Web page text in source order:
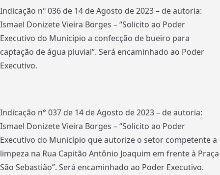
Indicação nº 036 de 14 de Agosto de 2023 – de autoria:
Ismael Donizete Vieira Borges – “Solicito ao Poder
Executivo do Município a confecção de bueiro para
captação de água pluvial”. Será encaminhado ao Poder
Executivo.
Indicação n° 037 de 14 de Agosto de 2023 – de autoria:
Ismael Donizete Vieira Borges – “Solicito ao Poder
Executivo do Município que autorize o setor competente a
limpeza na Rua Capitão Antônio Joaquim em frente à Praça
São Sebastião”. Será encaminhado ao Poder Executivo.